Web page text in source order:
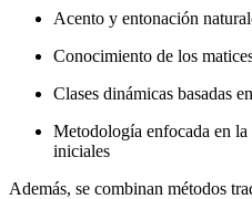
Acento y entonación
Conocimiento de los
Clases dinámicas basadas
Metodología enfocada en
iniciales
Además, se combinan métodos